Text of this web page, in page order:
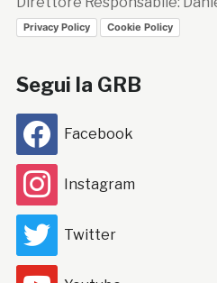
Privacy Policy Cookie Policy
Segui la GRB
Facebook
Instagram
Twitter